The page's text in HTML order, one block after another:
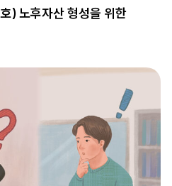
) 노후자산 형성을 위한